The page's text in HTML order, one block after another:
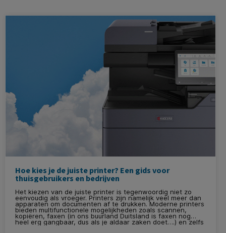
Hoe kies je de juiste printer? Een gids voor
thuisgebruikers en bedrijven
Het kiezen van de juiste printer is tegenwoordig niet zo
eenvoudig als vroeger. Printers zijn namelijk veel meer dan
apparaten om documenten af te drukken. Moderne printers
bieden multifunctionele mogelijkheden zoals scannen,
kopiëren, faxen (in ons buurland Duitsland is faxen nog
heel erg gangbaar, dus als je aldaar zaken doet….) en zelfs
geavanceerde functies zoals integratie met cloud, maar